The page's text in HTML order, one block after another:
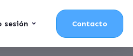
sesión Contacto